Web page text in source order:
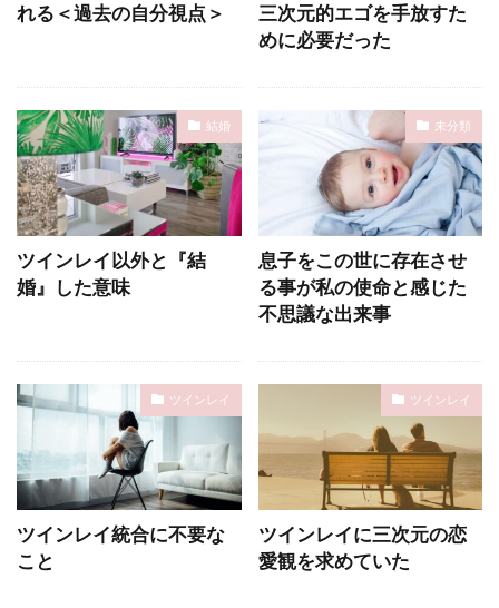
れる＜過去の自分視点＞
三次元的エゴを手放すた
めに必要だった
結婚
ツインレイ以外と『結
婚』した意味
未分類
息子をこの世に存在させ
る事が私の使命と感じた
不思議な出来事
ツインレイ
ツインレイ統合に不要な
こと
ツインレイ
ツインレイに三次元の恋
愛観を求めていた